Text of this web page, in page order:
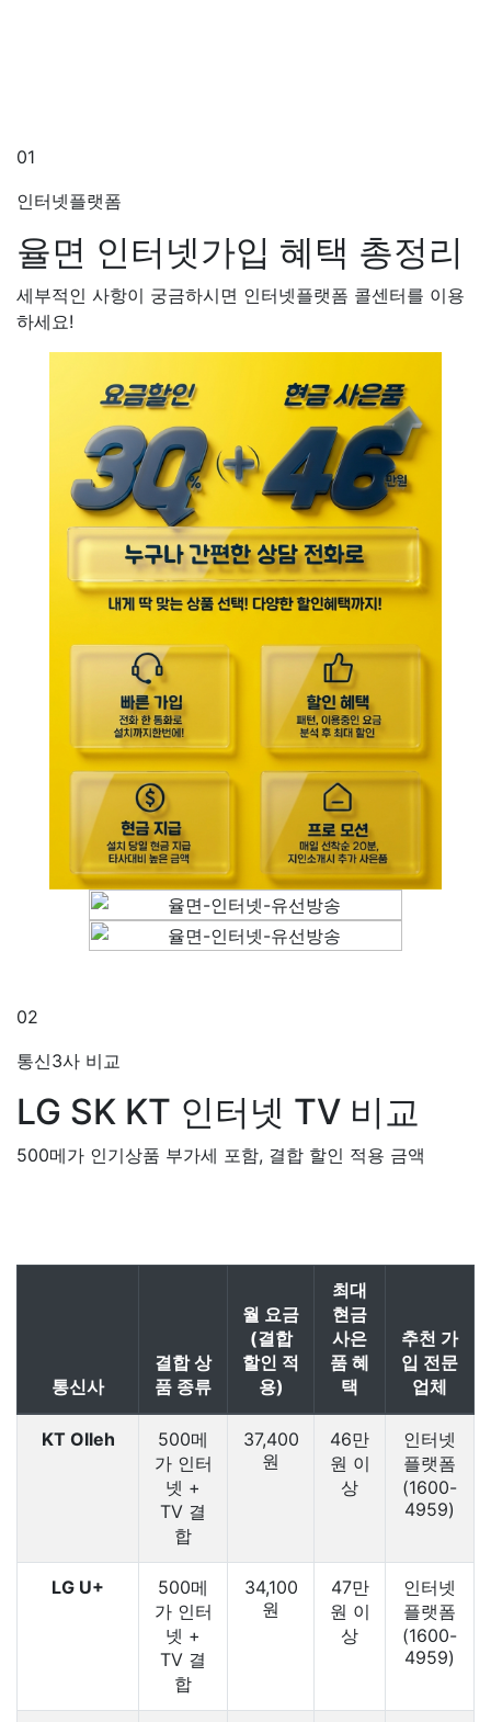
01
인터넷플랫폼
율면 인터넷가입 혜택 총정리
세부적인 사항이 궁금하시면 인터넷플랫폼 콜센터를 이용
하세요!
02
통신3사 비교
LG SK KT 인터넷 TV 비교
500메가 인기상품 부가세 포함, 결합 할인 적용 금액
통신사
결합 상
품 종류
월 요금
(결합
할인 적
용)
최대
현금
사은
품 혜
택
추천 가
입 전문
업체
KT Olleh
500메
가 인터
넷 +
TV 결
합
37,400
원
46만
원 이
상
인터넷
플랫폼
(1600-
4959)
LG U+
500메
가 인터
넷 +
TV 결
합
34,100
원
47만
원 이
상
인터넷
플랫폼
(1600-
4959)